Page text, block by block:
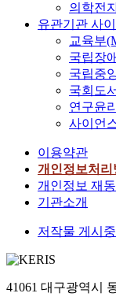
의학전
유관기관 사
교육부
국립장
국립중
국회도
연구윤
사이언
이용약관
개인정보처리
개인정보 재동
기관소개
저작물 게시
41061 대구광역시